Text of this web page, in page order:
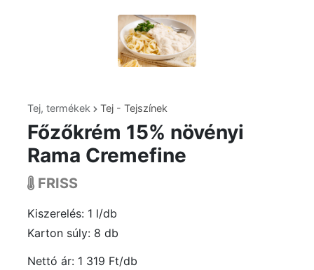
Tej, termékek Tej - Tejszínek
Főzőkrém 15% növényi
Rama Cremefine
FRISS
Kiszerelés: 1 l/db
Karton súly: 8 db
Nettó ár: 1 319 Ft/db